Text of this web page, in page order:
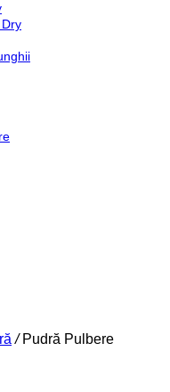
/ Pudră Pulbere